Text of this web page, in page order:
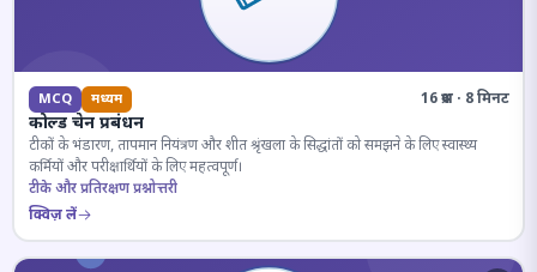
MCQ मध्यम 16 प्रश्न · 8 मिनट
कोल्ड चेन प्रबंधन
टीकों के भंडारण, तापमान नियंत्रण और शीत श्रृंखला के सिद्धांतों को समझने के लिए स्वास्थ्य
कर्मियों और परीक्षार्थियों के लिए महत्वपूर्ण।
टीके और प्रतिरक्षण प्रश्नोत्तरी
क्विज़ लें